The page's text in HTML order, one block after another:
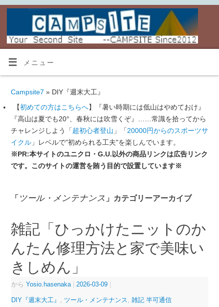
メニュー
Campsite7 » DIY『週末大工』
【初めての方はこちらへ】『暑い時期には低山はやめておけ』
『高山は夏でも20°、春秋には吹雪くぞ』……常識を拾ってから
チャレンジしよう「超初心者登山 」「20000円からのスポーツサ
イクル」レベルで"初められる工夫"を楽しんでいます。
※PR:本サイトのユニクロ・G.U.以外の商品リンクは広告リンク
です。このサイトの運営を賄う目的で設置しています※
「 ツール・メンテナンス 」カテゴリーアーカイブ
雑記「ひっかけたニットのか
んたん修理方法と家で美味い
きしめん」
から Yosio.hasenaka | 2026-03-09 |
DIY『週末大工』 ツール・メンテナンス 雑記 半可通信